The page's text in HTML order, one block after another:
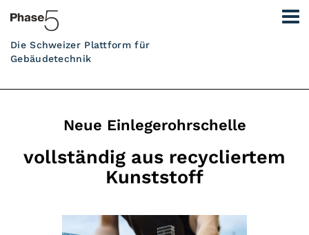
Die Schweizer Plattform für
Gebäudetechnik
Neue Einlegerohrschelle
vollständig aus recycliertem
Kunststoff